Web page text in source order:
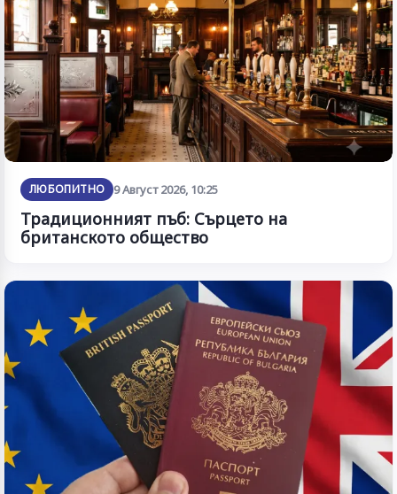
ЛЮБОПИТНО 9 Август 2026, 10:25
Традиционният пъб: Сърцето на
британското общество